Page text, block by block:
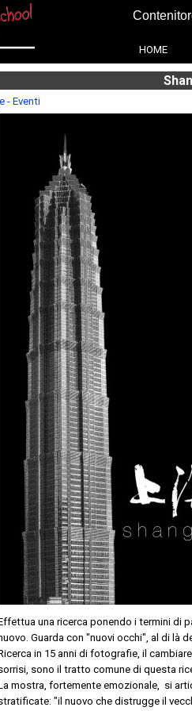
HOME
- Eventi
una ricerca ponendo i termini di
Guarda con "nuovi occhi", al di là
in 15 anni di fotografie, il
sono il tratto comune di questa
mostra, fortemente emozionale, si
"il nuovo che distrugge il